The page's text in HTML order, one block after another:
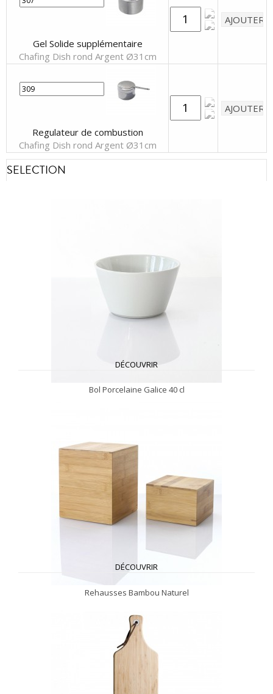
Gel Solide supplémentaire
Chafing Dish rond Argent Ø31cm
Regulateur de combustion
Chafing Dish rond Argent Ø31cm
SELECTION
DÉCOUVRIR
Bol Porcelaine Galice 40 cl
DÉCOUVRIR
Rehausses Bambou Naturel